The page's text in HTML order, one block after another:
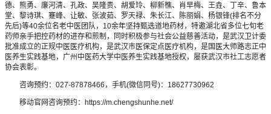
德、熊勇、廉河清、孔政、吴隆贵、胡爱玲、柳新樵、肖早梅、王垚、丁辛、鲁本
堂、黎诗琪、蹇峰、让敏、张波茹、罗天禄、朱长江、陈丽娟、杨银锋(排名不分
先后)等40余位名老中医团队，10余年坚持甄选道地药材，特邀湖北省多位七旬老
药师亲手把控药材的进存和煎制，同时积极参与社会公益慈善活动，是武汉卫计委
批准成立的正规中医医疗机构，是武汉市医保定点医疗机构，是国医大师路志正中
医养生实践基地，广州中医药大学中医养生实践基地授权，屡获武汉市社工志愿者
协会表彰。
咨询预约：027-87878466，手机(微信同号)：18627730962
移动官网咨询预约：https://m.chengshunhe.net/